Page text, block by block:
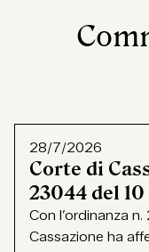
28/7/2026
Corte di
23044 del
Con l’ordinanza
Cassazione ha